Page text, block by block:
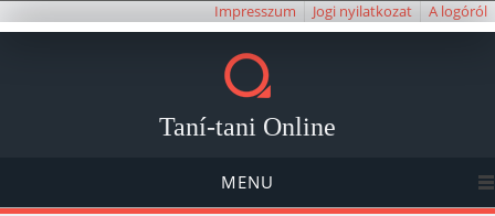
Impresszum Jogi nyilatkozat A logóról
Taní-tani Online
MENU